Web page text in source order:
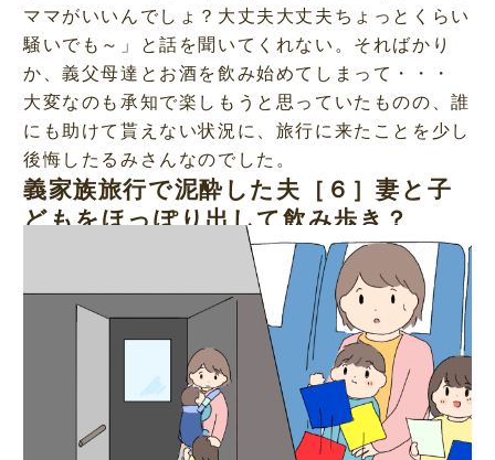
ママがいいんでしょ？大丈夫大丈夫ちょっとくらい
騒いでも～」と話を聞いてくれない。そればかり
か、義父母達とお酒を飲み始めてしまって・・・
大変なのも承知で楽しもうと思っていたものの、誰
にも助けて貰えない状況に、旅行に来たことを少し
後悔したるみさんなのでした。
義家族旅行で泥酔した夫［６］妻と子
どもをほっぽり出して飲み歩き？